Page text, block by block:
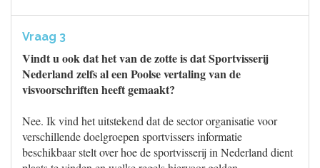
Vraag 3
Vindt u ook dat het van de zotte is dat Sportvisserij
Nederland zelfs al een Poolse vertaling van de
visvoorschriften heeft gemaakt?
Nee. Ik vind het uitstekend dat de sector organisatie voor
verschillende doelgroepen sportvissers informatie
beschikbaar stelt over hoe de sportvisserij in Nederland dient